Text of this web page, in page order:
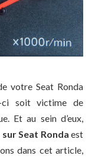
votre Seat Ronda
ci soit victime de
Et au sein d’eux,
Seat Ronda est
dans cet article,